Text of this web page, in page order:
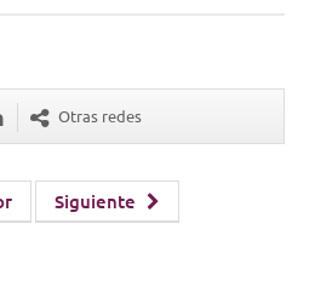
Otras redes
Siguiente